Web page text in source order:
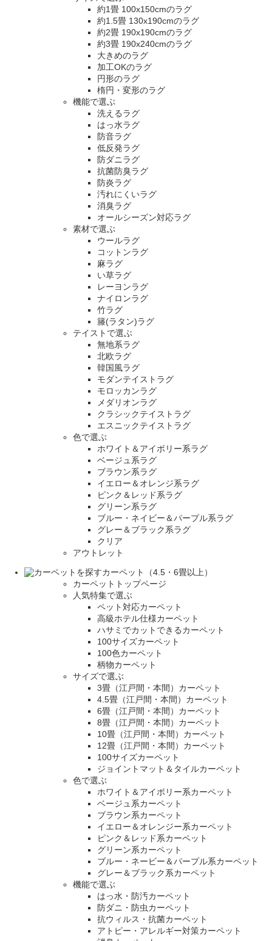
約1畳 100x150cmのラグ
約1.5畳 130x190cmのラグ
約2畳 190x190cmのラグ
約3畳 190x240cmのラグ
大きめのラグ
加工OKのラグ
円形のラグ
楕円・変形のラグ
機能で選ぶ
洗えるラグ
はっ水ラグ
防音ラグ
低反発ラグ
防ダニラグ
抗菌防臭ラグ
防炎ラグ
汚れにくいラグ
消臭ラグ
オールシーズン対応ラグ
素材で選ぶ
ウールラグ
コットンラグ
麻ラグ
い草ラグ
レーヨンラグ
ナイロンラグ
竹ラグ
籐(ラタン)ラグ
テイストで選ぶ
無地系ラグ
北欧ラグ
韓国風ラグ
モダンテイストラグ
モロッカンラグ
メダリオンラグ
クラシックテイストラグ
エスニックテイストラグ
色で選ぶ
ホワイト＆アイボリー系ラグ
ベージュ系ラグ
ブラウン系ラグ
イエロー＆オレンジ系ラグ
ピンク＆レッド系ラグ
グリーン系ラグ
ブルー・ネイビー＆パープル系ラグ
グレー＆ブラック系ラグ
クリア
アウトレット
カーペット（4.5・6畳以上）
カーペットトップページ
人気特集で選ぶ
ペット対応カーペット
高級ホテル仕様カーペット
ハサミでカットできるカーペット
100サイズカーペット
100色カーペット
柄物カーペット
サイズで選ぶ
3畳（江戸間・本間）カーペット
4.5畳（江戸間・本間）カーペット
6畳（江戸間・本間）カーペット
8畳（江戸間・本間）カーペット
10畳（江戸間・本間）カーペット
12畳（江戸間・本間）カーペット
100サイズカーペット
ジョイントマット＆タイルカーペット
色で選ぶ
ホワイト＆アイボリー系カーペット
ベージュ系カーペット
ブラウン系カーペット
イエロー＆オレンジー系カーペット
ピンク＆レッド系カーペット
グリーン系カーペット
ブルー・ネービー＆パープル系カーペット
グレー＆ブラック系カーペット
機能で選ぶ
はっ水・防汚カーペット
防ダニ・防虫カーペット
抗ウィルス・抗菌カーペット
アトピー・アレルギー対策カーペット